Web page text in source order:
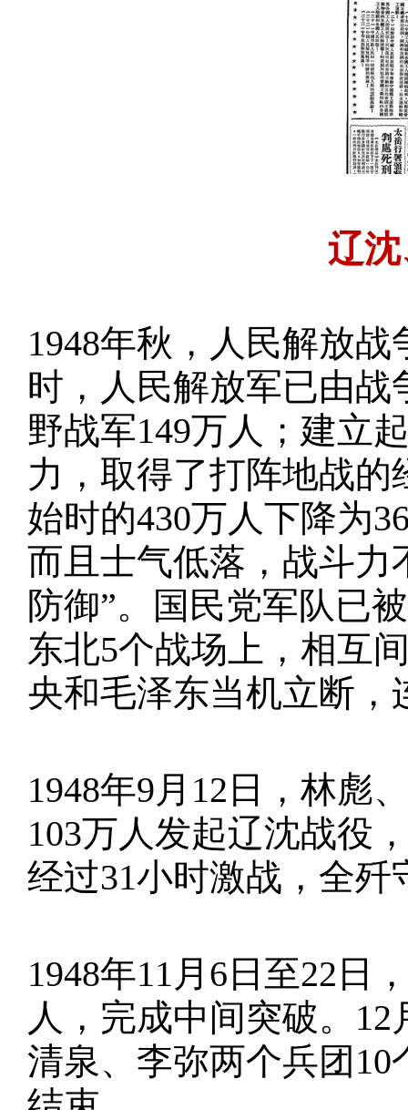
辽
1948年秋，人民解放
时，人民解放军已由战
野战军149万人；建立
力，取得了打阵地战
始时的430万人下降为
而且士气低落，战斗力
防御”。国民党军队已
东北5个战场上，相互
央和毛泽东当机立断
1948年9月12日，林彪
103万人发起辽沈战役
经过31小时激战，全歼
1948年11月6日至22日
人，完成中间突破。12
清泉、李弥两个兵团